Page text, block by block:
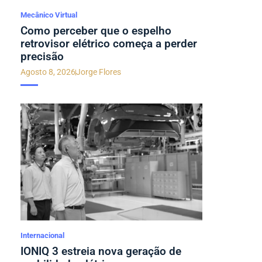
Mecânico Virtual
Como perceber que o espelho
retrovisor elétrico começa a perder
precisão
Agosto 8, 2026Jorge Flores
Internacional
IONIQ 3 estreia nova geração de